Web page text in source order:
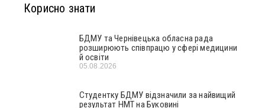
Корисно знати
БДМУ та Чернівецька обласна рада
розширюють співпрацю у сфері медицини
й освіти
05.08.2026
Студентку БДМУ відзначили за найвищий
результат НМТ на Буковині